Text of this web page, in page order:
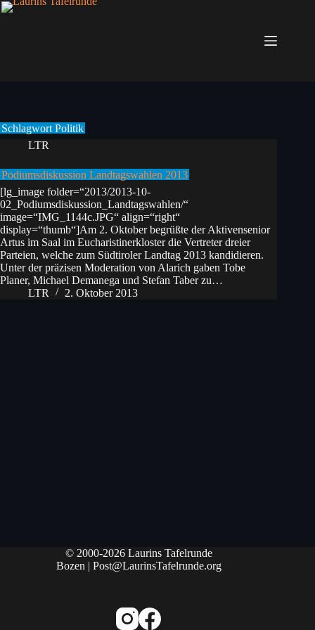
Zum
Schlagwort Politik
LTR
Podiumsdiskussion Landtagswahlen 2013
[lg_image folder=“2013/2013-10-
02_Podiumsdiskussion_Landtagswahlen/“
image=“IMG_1144c.JPG“ align=“right“
display=“thumb“]Am 2. Oktober begrüßte der Aktivensenior
Artus im Saal im Eucharistinerkloster die Vertreter dreier
Parteien, welche zum Südtiroler Landtag 2013 kandidieren.
Unter der präzisen Moderation von Alarich gaben Tobe
Planer, Michael Demanega und Stefan Taber zu…
LTR
2. Oktober 2013
© 2000-2026 Laurins Tafelrunde
Bozen | Post@LaurinsTafelrunde.org